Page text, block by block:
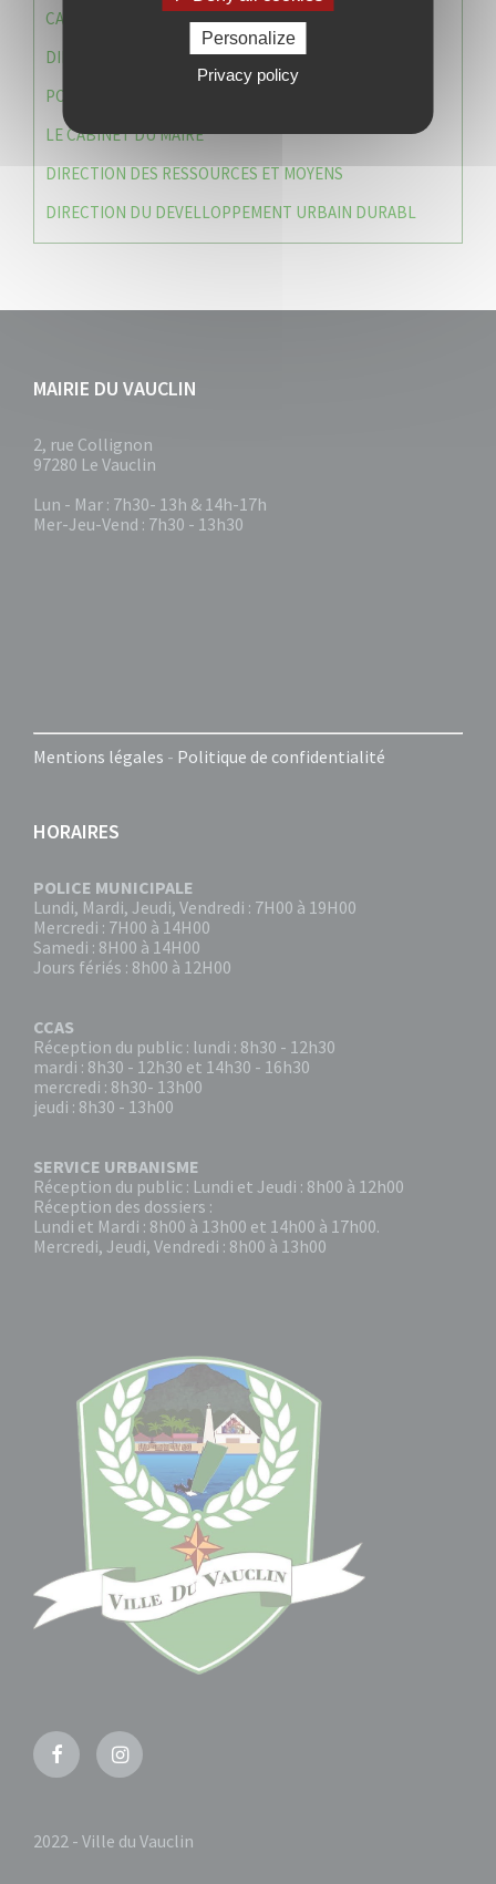
CAISSE DES ÉCOLES
DIRECTION DES SERVICES TECHNIQUES
POLICE MUNICIPALE
LE CABINET DU MAIRE
DIRECTION DES RESSOURCES ET MOYENS
DIRECTION DU DEVELLOPPEMENT URBAIN DURABL
MAIRIE DU VAUCLIN
2, rue Collignon
97280 Le Vauclin
Lun - Mar : 7h30- 13h & 14h-17h
Mer-Jeu-Vend : 7h30 - 13h30
Mentions légales - Politique de confidentialité
HORAIRES
POLICE MUNICIPALE
Lundi, Mardi, Jeudi, Vendredi : 7H00 à 19H00
Mercredi : 7H00 à 14H00
Samedi : 8H00 à 14H00
Jours fériés : 8h00 à 12H00
CCAS
Réception du public : lundi : 8h30 - 12h30
mardi : 8h30 - 12h30 et 14h30 - 16h30
mercredi : 8h30- 13h00
jeudi : 8h30 - 13h00
SERVICE URBANISME
Réception du public : Lundi et Jeudi : 8h00 à 12h00
Réception des dossiers :
Lundi et Mardi : 8h00 à 13h00 et 14h00 à 17h00.
Mercredi, Jeudi, Vendredi : 8h00 à 13h00
FacebookInstagram
2022 - Ville du Vauclin
Personalize
Privacy policy